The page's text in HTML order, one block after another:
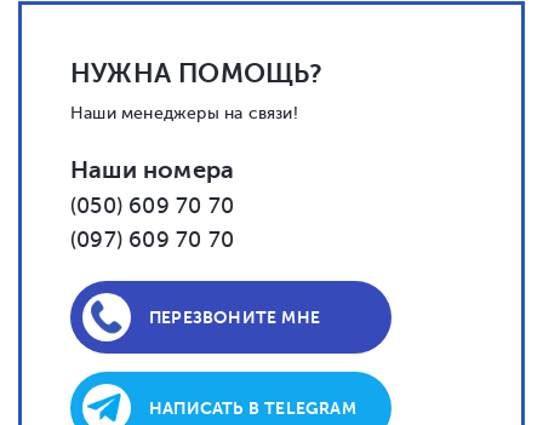
НУЖНА ПОМОЩЬ?
Наши менеджеры на связи!
Наши номера
(050) 609 70 70
(097) 609 70 70
ПЕРЕЗВОНИТЕ МНЕ
НАПИСАТЬ В TELEGRAM